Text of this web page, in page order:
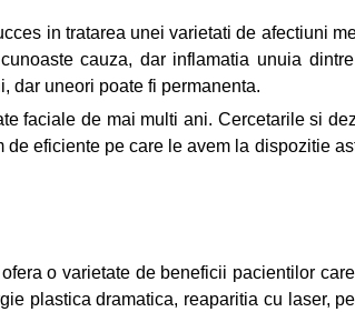
in tratarea unei varietati de afectiuni
cauza, dar inflamatia unuia
dar uneori poate fi permanenta.
faciale de mai multi ani. Cercetarile si
eficiente pe care le avem la dispozitie
o varietate de beneficii pacientilor
plastica dramatica, reaparitia cu laser,